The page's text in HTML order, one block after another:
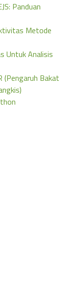
Panduan
Metode
Untuk Analisis
(Pengaruh Bakat